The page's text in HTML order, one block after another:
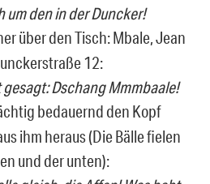
um den in der Duncker!
über den Tisch: Mbale, Jean
12:
Dschang Mmmbaale!
bedauernd den Kopf
ihm heraus (Die Bälle fielen
und der unten):